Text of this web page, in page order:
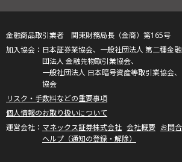
金融商品取引業者 関東財務局長（金商）第165号
日本証券業協会、一般社団法人 第二種金
団法人 金融先物取引業協会、
一般社団法人 日本暗号資産等取引業協会
協会
リスク・手数料などの重要事項
個人情報のお取り扱いについて
マネックス証券株式会社 会社概要 お問
ヘルプ（通知の登録・解除）